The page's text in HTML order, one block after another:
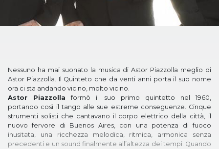
Nessuno ha mai suonato la musica di Astor Piazzolla meglio di
Astor Piazzolla. Il Quinteto che da venti anni porta il suo nome
ora ci sta andando vicino, molto vicino.
Astor Piazzolla formò il suo primo quintetto nel 1960,
portando così il tango alle sue estreme conseguenze. Cinque
strumenti solisti che cantavano il corpo elettrico della città, il
nuovo fervore di Buenos Aires, con una potenza di fuoco
inusitata, una ricchezza melodica, ritmica, armonica senza
precedenti e un sound finalmente all’altezza dei tempi. Quando